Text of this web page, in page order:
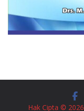
Hak Cipta © 2026